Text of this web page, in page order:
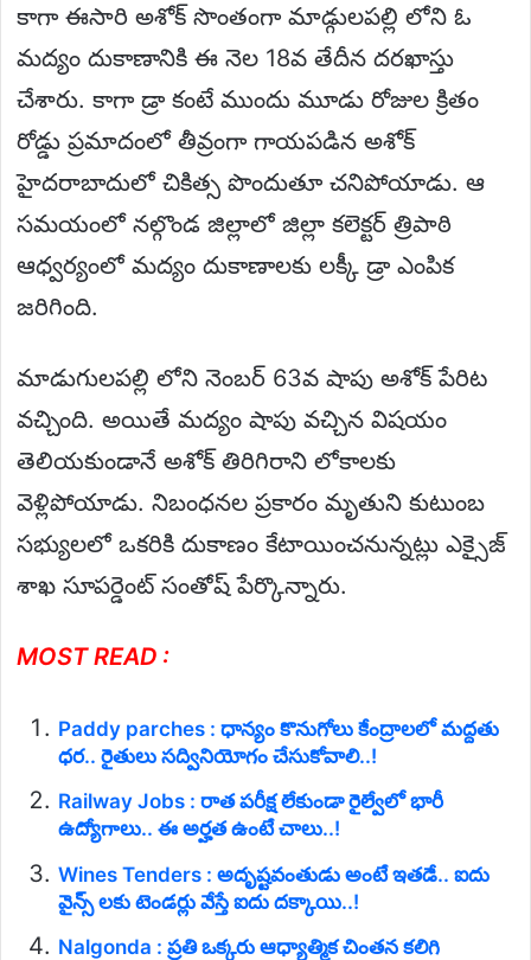
కాగా ఈసారి అశోక్ సొంతంగా మాడ్గులపల్లి లోని ఓ
మద్యం దుకాణానికి ఈ నెల 18వ తేదీన దరఖాస్తు
చేశారు. కాగా డ్రా కంటే ముందు మూడు రోజుల క్రితం
రోడ్డు ప్రమాదంలో తీవ్రంగా గాయపడిన అశోక్
హైదరాబాదులో చికిత్స పొందుతూ చనిపోయాడు. ఆ
సమయంలో నల్గొండ జిల్లాలో జిల్లా కలెక్టర్ త్రిపాఠి
ఆధ్వర్యంలో మద్యం దుకాణాలకు లక్కీ డ్రా ఎంపిక
జరిగింది.
మాడుగులపల్లి లోని నెంబర్ 63వ షాపు అశోక్ పేరిట
వచ్చింది. అయితే మద్యం షాపు వచ్చిన విషయం
తెలియకుండానే అశోక్ తిరిగిరాని లోకాలకు
వెళ్లిపోయాడు. నిబంధనల ప్రకారం మృతుని కుటుంబ
సభ్యులలో ఒకరికి దుకాణం కేటాయించనున్నట్లు ఎక్సైజ్
శాఖ సూపర్డెంట్ సంతోష్ పేర్కొన్నారు.
MOST READ :
Paddy parches : ధాన్యం కొనుగోలు కేంద్రాలలో మద్దతు
ధర.. రైతులు సద్వినియోగం చేసుకోవాలి..!
Railway Jobs : రాత పరీక్ష లేకుండా రైల్వేలో భారీ
ఉద్యోగాలు.. ఈ అర్హత ఉంటే చాలు..!
Wines Tenders : అదృష్టవంతుడు అంటే ఇతడే.. ఐదు
వైన్స్ లకు టెండర్లు వేస్తే ఐదు దక్కాయి..!
Nalgonda : ప్రతి ఒక్కరు ఆధ్యాత్మిక చింతన కలిగి